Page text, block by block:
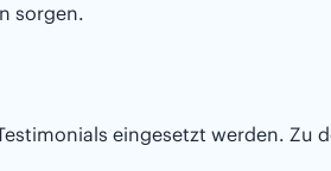
sorgen.
eingesetzt werden. Zu